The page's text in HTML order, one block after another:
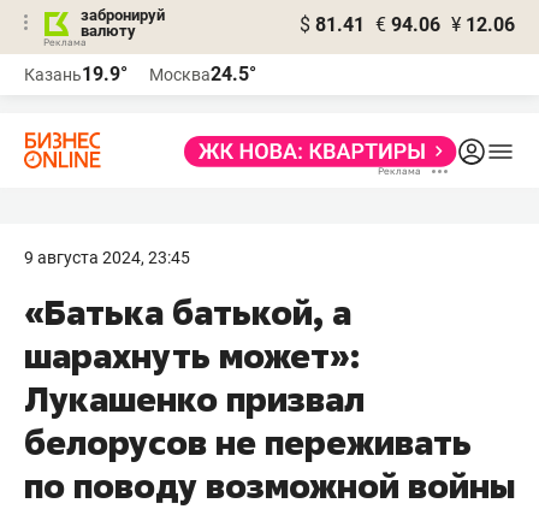
забронируй
валюту
$ 81.41 € 94.06 ¥ 12.06
Казань19.9° Москва24.5°
9 августа 2024, 23:45
«Батька батькой, а
шарахнуть может»:
Лукашенко призвал
белорусов не переживать
по поводу возможной войны